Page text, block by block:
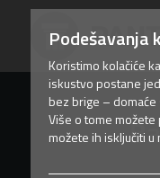
Podešavanja
Koristimo kolačiće
iskustvo postane
bez brige – domaće
Više o tome možete
možete ih isključiti u